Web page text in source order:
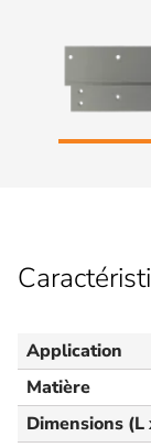
Application
Matière
Dimensions (L